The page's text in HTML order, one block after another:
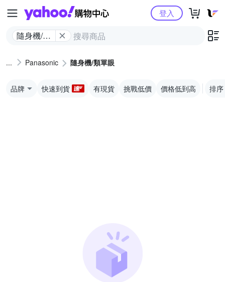
Yahoo購物中心
隨身機/類
登入
Panasonic 隨身機/類單眼
品牌 快速到貨 有現貨 挑戰低價 價格低到高 排序